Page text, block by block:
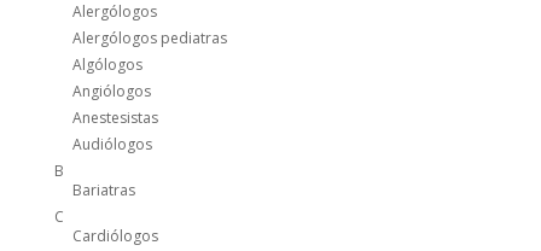
Alergólogos
Alergólogos pediatras
Algólogos
Angiólogos
Anestesistas
Audiólogos
B
Bariatras
C
Cardiólogos